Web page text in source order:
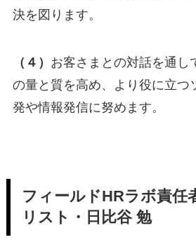
決を図ります。
（４） お客さまとの対話を通し
の量と質を高め、より役に立つ
発や情報発信に努めます。
フィールドHRラボ責任
リスト・日比谷 勉